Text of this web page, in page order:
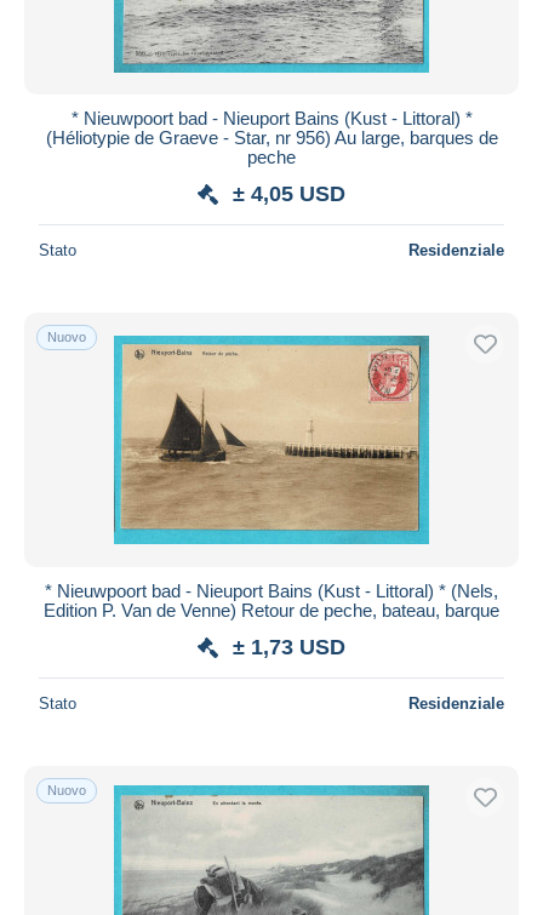
* Nieuwpoort bad - Nieuport Bains (Kust - Littoral) *
(Héliotypie de Graeve - Star, nr 956) Au large, barques de
peche
± 4,05 USD
Stato Residenziale
Nuovo
* Nieuwpoort bad - Nieuport Bains (Kust - Littoral) * (Nels,
Edition P. Van de Venne) Retour de peche, bateau, barque
± 1,73 USD
Stato Residenziale
Nuovo